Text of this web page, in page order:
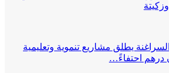
يطلق مشاريع تنموية وتعليمية